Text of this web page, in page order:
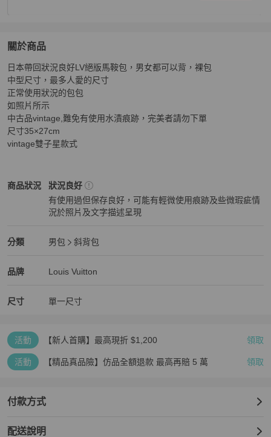
關於商品
關於日本帶回狀況良好LV絕版馬鞍包，保證正品，男女都可
日本帶回狀況良好LV絕版馬鞍包，男女都可以背，裸包
中型尺寸，最多人愛的尺寸
正常使用狀況的包包
如照片所示
中古品vintage,難免有使用水漬痕跡，完美者請勿下單
尺寸35×27cm
vintage雙子星款式
商品狀況
Louis Vuitton男包商品狀態與細節
狀況良好
有使用過但保存良好，可能有輕微使用痕跡及些微瑕疵情
況於照片及文字描述呈現
分類
Louis Vuitton男包 分類資訊
男包
斜背包
品牌
Louis Vuitton精品男包品牌介紹
Louis Vuitton
Louis Vuitton推薦清單
尺寸 單一尺寸
活動 【新人首購】最高現折 $1,200 領取
活動 【精品真品險】仿品全額退款 最高再賠 5 萬 領取
付款方式
配送說明